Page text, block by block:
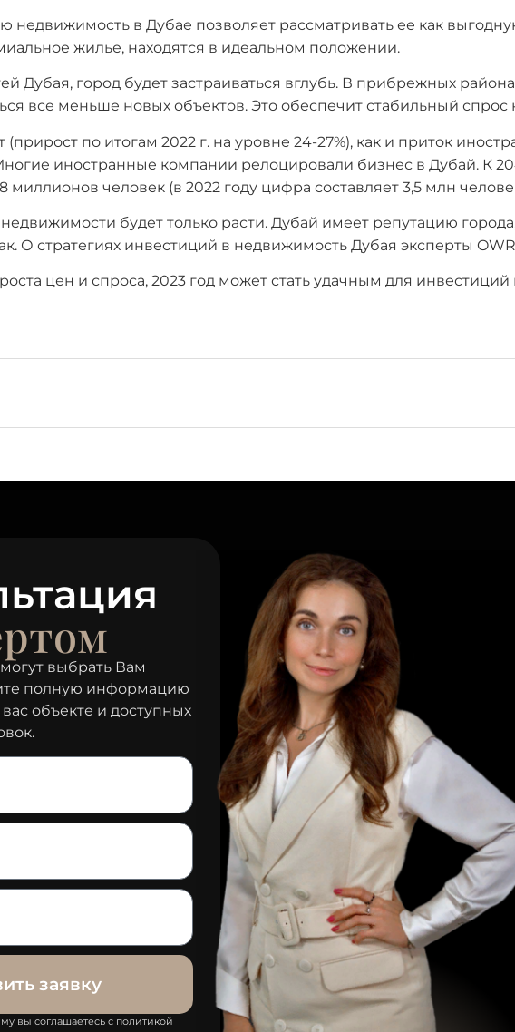
недвижимость в Дубае позволяет рассматривать ее как
жилье, находятся в идеальном положении.
Дубая, город будет застраиваться вглубь. В прибрежных
все меньше новых объектов. Это обеспечит стабильный
(прирост по итогам 2022 г. на уровне 24-27%), как и приток
иностранные компании релоцировали бизнес в Дубай. К
миллионов человек (в 2022 году цифра составляет 3,5 млн
будет только расти. Дубай имеет репутацию
О стратегиях инвестиций в недвижимость Дубая эксперты
цен и спроса, 2023 год может стать удачным для
выбрать Вам
полную информацию
объекте и доступных
Оставить заявку
вы соглашаетесь с политикой